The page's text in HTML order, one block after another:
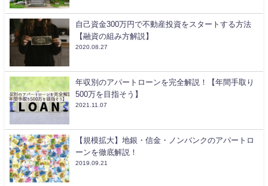
自己資金300万円で不動産投資をスタートする方法
【融資の組み方解説】
2020.08.27
年収別のアパートローンを完全解説！【年間手取り
500万を目指そう】
2021.11.07
【規模拡大】地銀・信金・ノンバンクのアパートロ
ーンを徹底解説！
2019.09.21